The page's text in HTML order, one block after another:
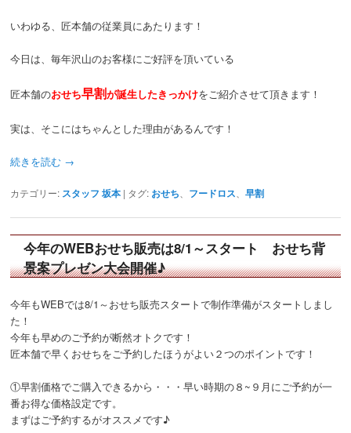
いわゆる、匠本舗の従業員にあたります！
今日は、毎年沢山のお客様にご好評を頂いている
匠本舗のおせち早割が誕生したきっかけをご紹介させて頂きます！
実は、そこにはちゃんとした理由があるんです！
続きを読む →
カテゴリー: スタッフ 坂本 | タグ: おせち、 フードロス、早割
今年のWEBおせち販売は8/1～スタート おせち背
景案プレゼン大会開催♪
今年もWEBでは8/1～おせち販売スタートで制作準備がスタートしまし
た！
今年も早めのご予約が断然オトクです！
匠本舗で早くおせちをご予約したほうがよい２つのポイントです！
①早割価格でご購入できるから・・・早い時期の８~９月にご予約が一
番お得な価格設定です。
まずはご予約するがオススメです♪